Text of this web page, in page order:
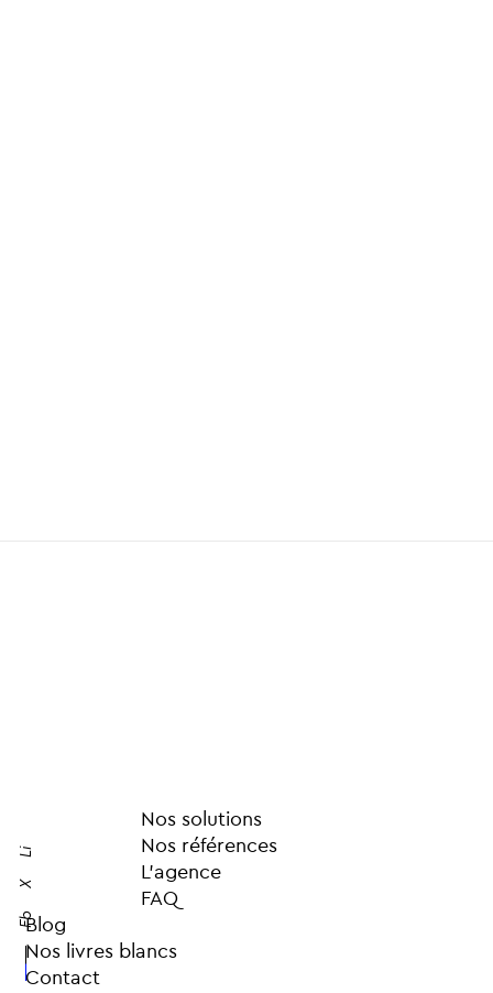
Fb
X
Li
Nos solutions
Nos références
L’agence
FAQ
Blog
Nos livres blancs
Contact